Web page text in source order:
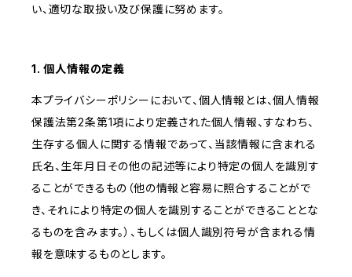
い、適切な取扱い及び保護に努めます。
1. 個人情報の定義
本プライバシーポリシーにおいて、個人情報とは、個人情報
保護法第2条第1項により定義された個人情報、すなわち、
生存する個人に関する情報であって、当該情報に含まれる
氏名、生年月日その他の記述等により特定の個人を識別す
ることができるもの（他の情報と容易に照合することがで
き、それにより特定の個人を識別することができることとな
るものを含みます。）、もしくは個人識別符号が含まれる情
報を意味するものとします。